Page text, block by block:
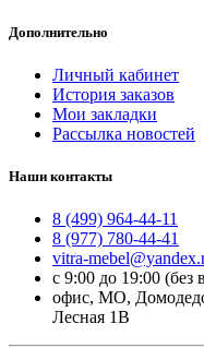
Дополнительно
Личный кабинет
История заказов
Мои закладки
Рассылка новостей
Наши контакты
8 (499) 964-44-11
8 (977) 780-44-41
vitra-
с 9:00 до 19:00 (без
офис, МО,
Лесная 1В